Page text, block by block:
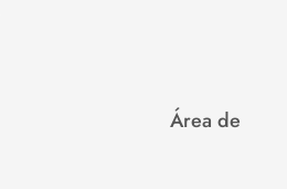
Área de